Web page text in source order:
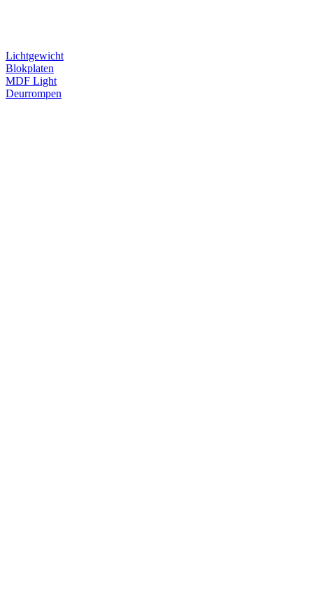
Lichtgewicht
Blokplaten
MDF Light
Deurrompen